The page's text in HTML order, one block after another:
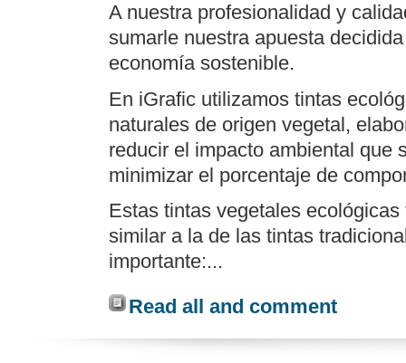
A nuestra profesionalidad y
sumarle nuestra apuesta
economía sostenible.
En iGrafic utilizamos tintas
naturales de origen vegetal,
reducir el impacto ambiental que
minimizar el porcentaje de
Estas tintas vegetales
similar a la de las tintas
importante:...
Read all and comment